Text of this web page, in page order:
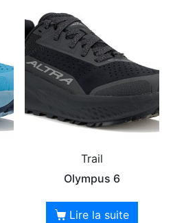
Trail
Olympus 6
Lire la suite